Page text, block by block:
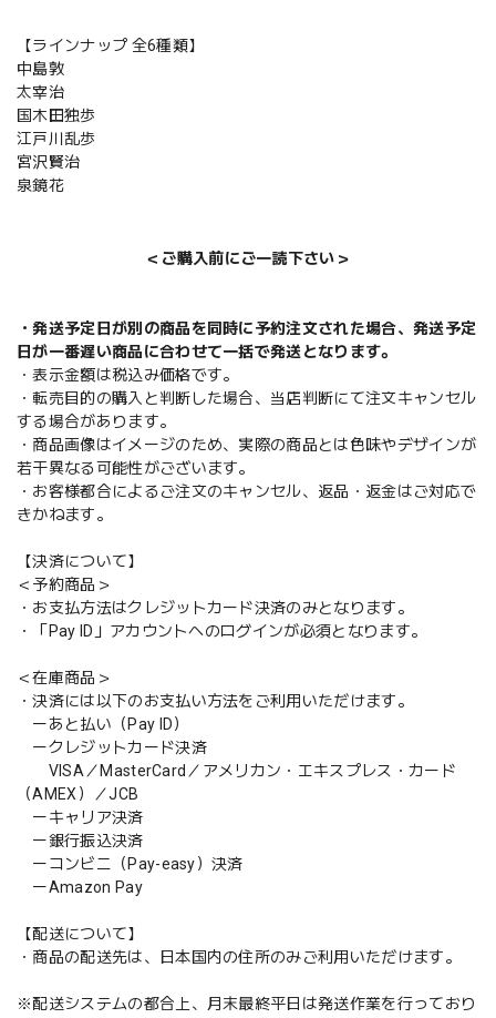
【ラインナップ 全6種類】
中島敦
太宰治
国木田独歩
江戸川乱歩
宮沢賢治
泉鏡花
＜ご購入前にご一読下さい＞
・発送予定日が別の商品を同時に予約注文された場合、発送予定
日が一番遅い商品に合わせて一括で発送となります。
・表示金額は税込み価格です。
・転売目的の購入と判断した場合、当店判断にて注文キャンセル
する場合があります。
・商品画像はイメージのため、実際の商品とは色味やデザインが
若干異なる可能性がございます。
・お客様都合によるご注文のキャンセル、返品・返金はご対応で
きかねます。
【決済について】
＜予約商品＞
・お支払方法はクレジットカード決済のみとなります。
・「Pay ID」アカウントへのログインが必須となります。
＜在庫商品＞
・決済には以下のお支払い方法をご利用いただけます。
ーあと払い（Pay ID）
ークレジットカード決済
VISA／MasterCard／アメリカン・エキスプレス・カード
（AMEX）／JCB
ーキャリア決済
ー銀行振込決済
ーコンビニ（Pay-easy）決済
ーAmazon Pay
【配送について】
・商品の配送先は、日本国内の住所のみご利用いただけます。
※配送システムの都合上、月末最終平日は発送作業を行っており